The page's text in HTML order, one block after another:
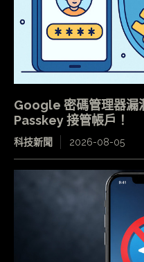
Google 密碼管理器
Passkey 接管帳戶！
科技新聞 2026-08-05